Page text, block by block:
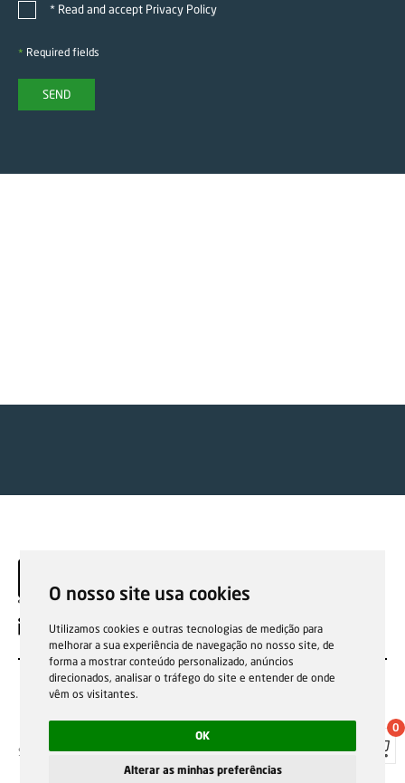
O nosso site usa cookies
Utilizamos cookies e outras tecnologias de medição para
melhorar a sua experiência de navegação no nosso site, de
forma a mostrar conteúdo personalizado, anúncios
direcionados, analisar o tráfego do site e entender de onde
vêm os visitantes.
OK
Alterar as minhas preferências
* Read and accept Privacy Policy
* Required fields
SEND
EN
Sale general conditions
Garantias, reparações e devoluções
Privacy Policy Reporting channel
0